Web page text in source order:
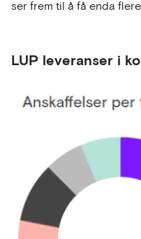
ser frem til å få enda
LUP leveranser i